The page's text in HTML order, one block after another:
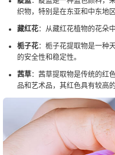
织物，特别是在东亚和中东地
藏红花：从藏红花植物的花朵
栀子花：栀子花提取物是一种
的安全性和稳定性。
茜草：茜草提取物是传统的红
品和艺术品，其红色具有较高